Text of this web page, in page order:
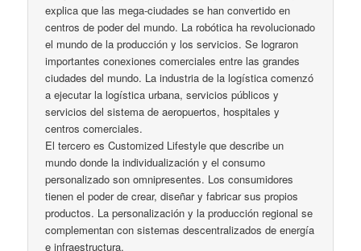
explica que las mega-ciudades se han convertido en
centros de poder del mundo. La robótica ha revolucionado
el mundo de la producción y los servicios. Se lograron
importantes conexiones comerciales entre las grandes
ciudades del mundo. La industria de la logística comenzó
a ejecutar la logística urbana, servicios públicos y
servicios del sistema de aeropuertos, hospitales y
centros comerciales.
El tercero es Customized Lifestyle que describe un
mundo donde la individualización y el consumo
personalizado son omnipresentes. Los consumidores
tienen el poder de crear, diseñar y fabricar sus propios
productos. La personalización y la producción regional se
complementan con sistemas descentralizados de energía
e infraestructura.